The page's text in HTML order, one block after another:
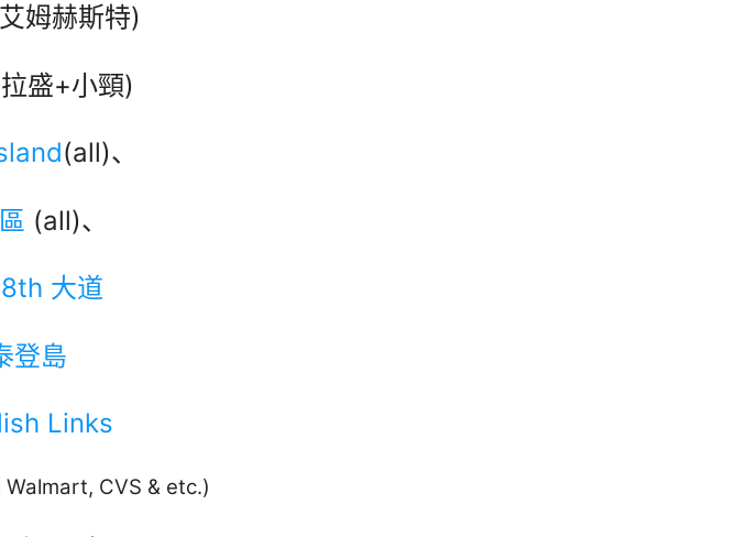
姆赫斯特)
盛+小頸)
(all)、
(all)、
8th 大道
登島
Links
CVS & etc.)